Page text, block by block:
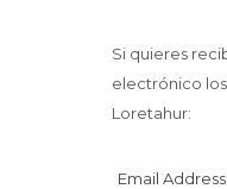
Si quieres
electrónico
Loretahur:
Email Address